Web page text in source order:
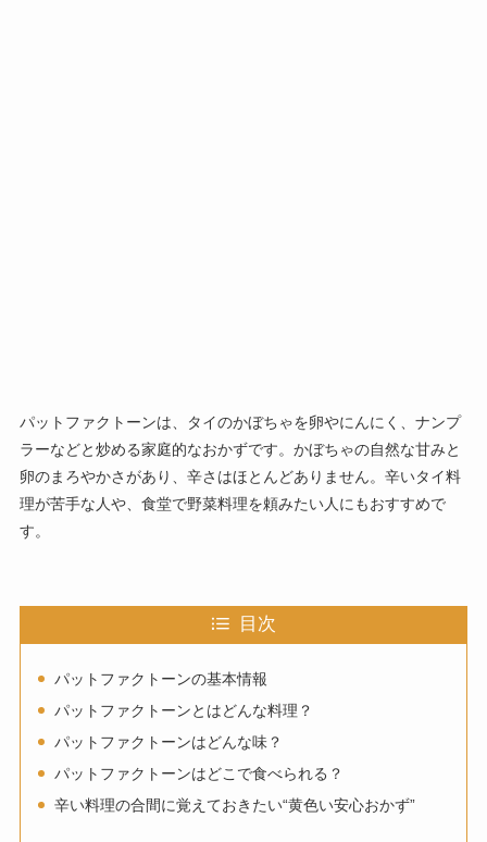
パットファクトーンは、タイのかぼちゃを卵やにんにく、ナンプ
ラーなどと炒める家庭的なおかずです。かぼちゃの自然な甘みと
卵のまろやかさがあり、辛さはほとんどありません。辛いタイ料
理が苦手な人や、食堂で野菜料理を頼みたい人にもおすすめで
す。
目次
パットファクトーンの基本情報
パットファクトーンとはどんな料理？
パットファクトーンはどんな味？
パットファクトーンはどこで食べられる？
辛い料理の合間に覚えておきたい“黄色い安心おかず”